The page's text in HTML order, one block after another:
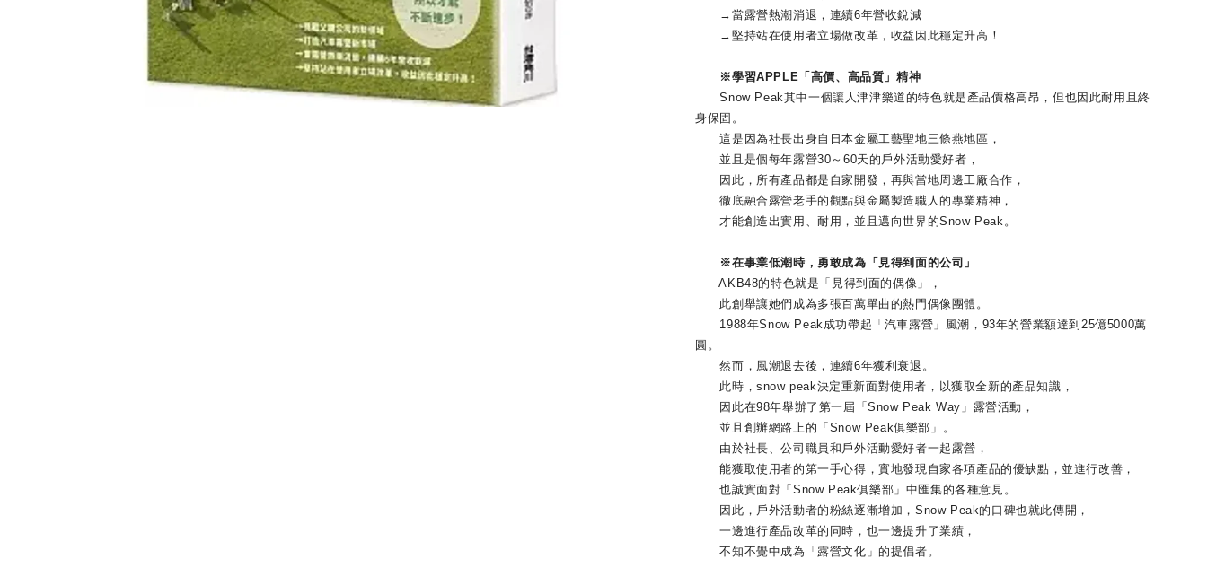
→當露營熱潮消退，連續6年營收銳減
→堅持站在使用者立場做改革，收益因此穩定升高！
※學習APPLE「高價、高品質」精神
Snow Peak其中一個讓人津津樂道的特色就是產品價格高昂，但也因此耐用且終
身保固。
這是因為社長出身自日本金屬工藝聖地三條燕地區，
並且是個每年露營30～60天的戶外活動愛好者，
因此，所有產品都是自家開發，再與當地周邊工廠合作，
徹底融合露營老手的觀點與金屬製造職人的專業精神，
才能創造出實用、耐用，並且邁向世界的Snow Peak。
※在事業低潮時，勇敢成為「見得到面的公司」
AKB48的特色就是「見得到面的偶像」，
此創舉讓她們成為多張百萬單曲的熱門偶像團體。
1988年Snow Peak成功帶起「汽車露營」風潮，93年的營業額達到25億5000萬
圓。
然而，風潮退去後，連續6年獲利衰退。
此時，snow peak決定重新面對使用者，以獲取全新的產品知識，
因此在98年舉辦了第一屆「Snow Peak Way」露營活動，
並且創辦網路上的「Snow Peak俱樂部」。
由於社長、公司職員和戶外活動愛好者一起露營，
能獲取使用者的第一手心得，實地發現自家各項產品的優缺點，並進行改善，
也誠實面對「Snow Peak俱樂部」中匯集的各種意見。
因此，戶外活動者的粉絲逐漸增加，Snow Peak的口碑也就此傳開，
一邊進行產品改革的同時，也一邊提升了業績，
不知不覺中成為「露營文化」的提倡者。